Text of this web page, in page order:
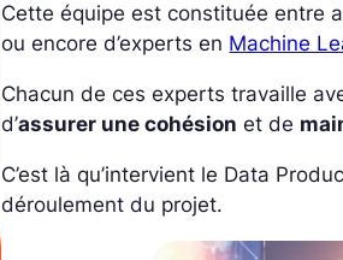
Cette équipe est constituée entre
ou encore d’experts en Machine
Chacun de ces experts travaille
d’assurer une cohésion et de
C’est là qu’intervient le Data
déroulement du projet.